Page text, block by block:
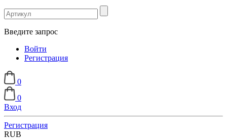
Введите запрос
Войти
Регистрация
0
0
Вход
Регистрация
RUB